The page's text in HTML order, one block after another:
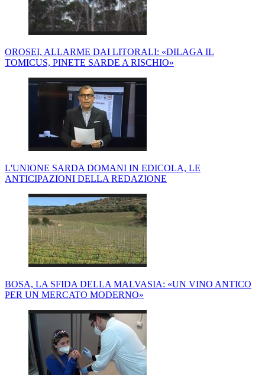
OROSEI, ALLARME DAI LITORALI: «DILAGA IL
TOMICUS, PINETE SARDE A RISCHIO»
L'UNIONE SARDA DOMANI IN EDICOLA, LE
ANTICIPAZIONI DELLA REDAZIONE
BOSA, LA SFIDA DELLA MALVASIA: «UN VINO ANTICO
PER UN MERCATO MODERNO»